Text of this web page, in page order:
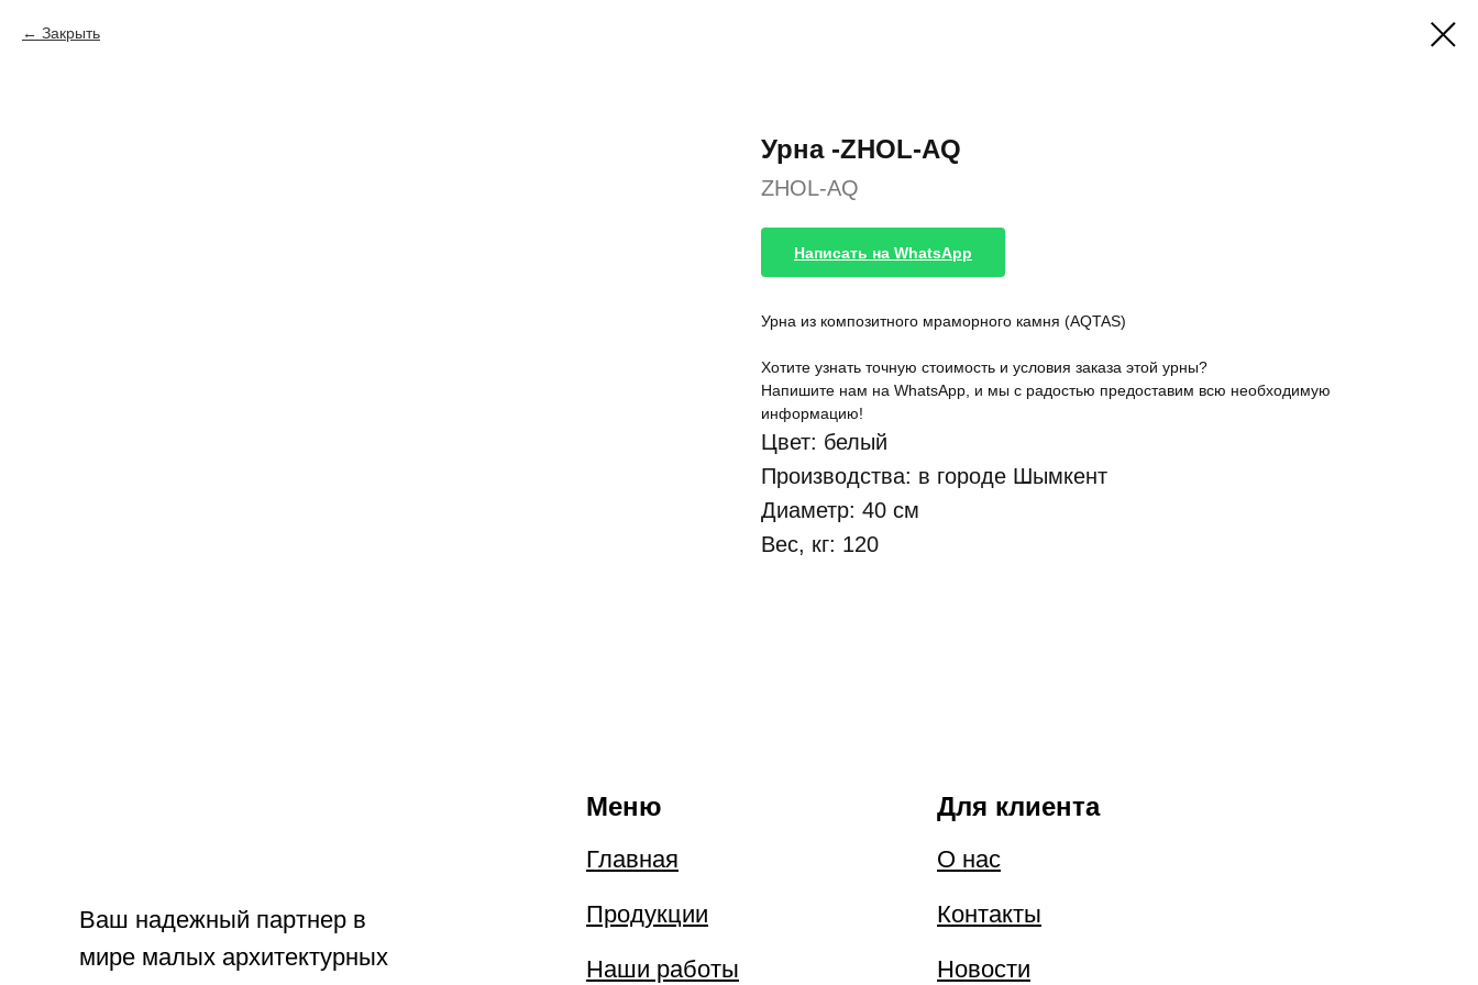
Закрыть
Урна -ZHOL-AQ
ZHOL-AQ
Написать на WhatsApp
Урна из композитного мраморного камня (AQTAS)
Хотите узнать точную стоимость и условия заказа этой урны?
Напишите нам на WhatsApp, и мы с радостью предоставим всю необходимую
информацию!
Цвет: белый
Производства: в городе Шымкент
Диаметр: 40 см
Вес, кг: 120
Меню
Ваш надежный партнер в
мире малых архитектурных
Главная
Продукции
Наши работы
Для клиента
О нас
Контакты
Новости